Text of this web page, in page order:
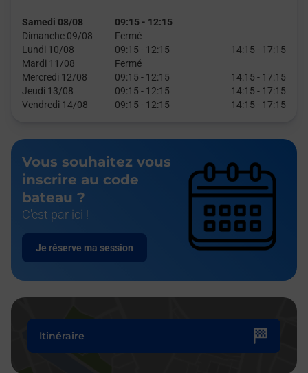
Samedi 08/08 09:15 - 12:15
Dimanche 09/08
Fermé
Lundi 10/08
09:15 - 12:15 14:15 - 17:15
Mardi 11/08
Fermé
Mercredi 12/08
09:15 - 12:15 14:15 - 17:15
Jeudi 13/08
09:15 - 12:15 14:15 - 17:15
Vendredi 14/08
09:15 - 12:15 14:15 - 17:15
Vous souhaitez vous
inscrire au code
bateau ?
C'est par ici !
Je réserve ma session
Itinéraire